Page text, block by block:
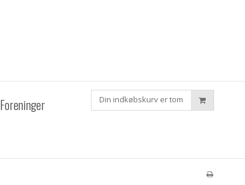
Foreninger
Din indkøbskurv er tom